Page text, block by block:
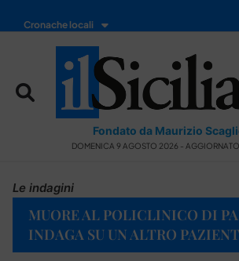
Cronache locali
Fondato da Maurizio
DOMENICA 9 AGOSTO 2026 -
Le indagini
MUORE AL POLICLINICO DI
INDAGA SU UN ALTRO